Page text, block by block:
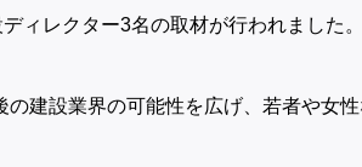
レクター3名の取材が行われました。
建設業界の可能性を広げ、若者や女